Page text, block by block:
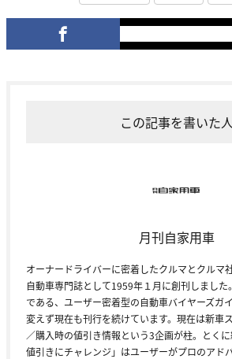
この記事を書いた人
月刊自家用車
オーナードライバーに密着したクルマとクルマ
自動車専門誌として1959年１月に創刊しまし
である、ユーザー密着型の自動車バイヤーズガ
変えず現在も刊行を続けています。現在は新車
／購入時の値引き情報という3企画が柱。とく
値引きにチャレンジ」はユーザーがプロのアド